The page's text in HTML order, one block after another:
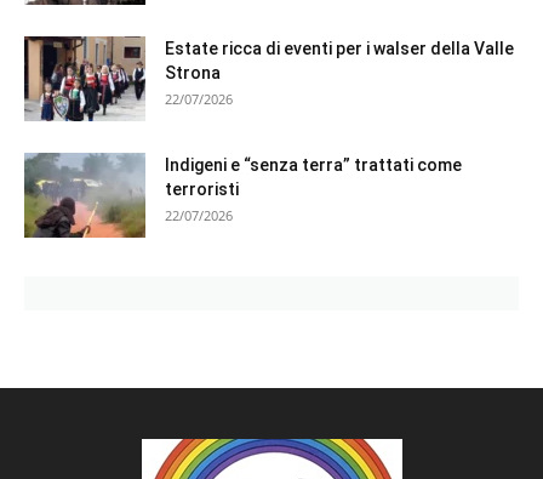
Estate ricca di eventi per i walser della Valle
Strona
22/07/2026
Indigeni e “senza terra” trattati come
terroristi
22/07/2026